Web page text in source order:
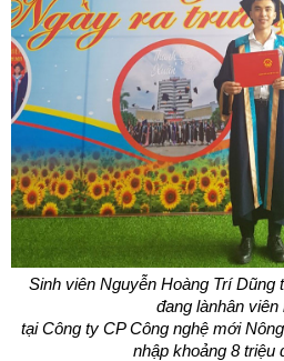
Sinh viên Nguyễn Hoàng Trí Dũng
đang lànhân viên
tại Công ty CP Công nghệ mới
nhập khoảng 8 triệu